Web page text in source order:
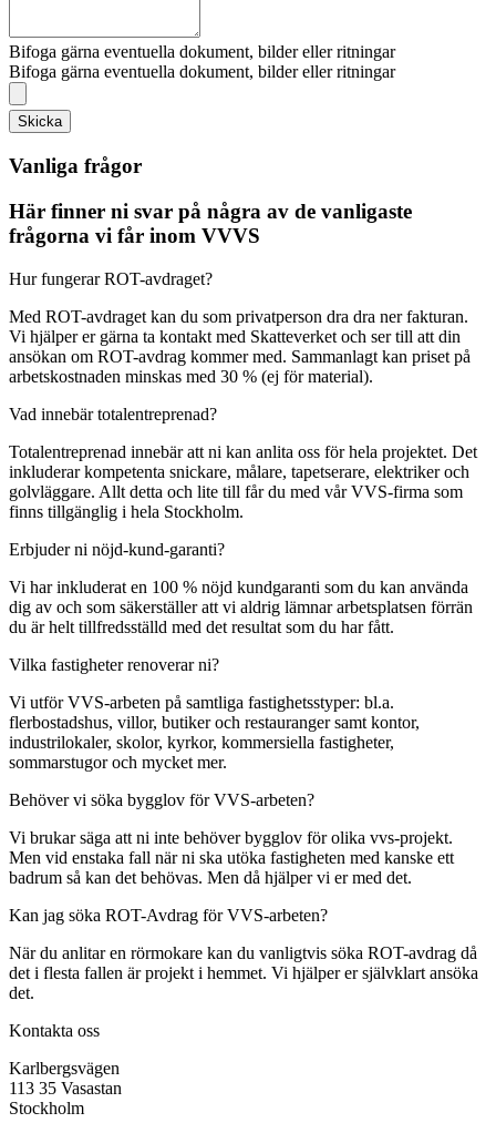
Bifoga gärna eventuella dokument, bilder eller ritningar
Bifoga gärna eventuella dokument, bilder eller ritningar
Skicka
Vanliga frågor
Här finner ni svar på några av de vanligaste
frågorna vi får inom VVVS
Hur fungerar ROT-avdraget?
Med ROT-avdraget kan du som privatperson dra dra ner fakturan.
Vi hjälper er gärna ta kontakt med Skatteverket och ser till att din
ansökan om ROT-avdrag kommer med. Sammanlagt kan priset på
arbetskostnaden minskas med 30 % (ej för material).
Vad innebär totalentreprenad?
Totalentreprenad innebär att ni kan anlita oss för hela projektet. Det
inkluderar kompetenta snickare, målare, tapetserare, elektriker och
golvläggare. Allt detta och lite till får du med vår VVS-firma som
finns tillgänglig i hela Stockholm.
Erbjuder ni nöjd-kund-garanti?
Vi har inkluderat en 100 % nöjd kundgaranti som du kan använda
dig av och som säkerställer att vi aldrig lämnar arbetsplatsen förrän
du är helt tillfredsställd med det resultat som du har fått.
Vilka fastigheter renoverar ni?
Vi utför VVS-arbeten på samtliga fastighetsstyper: bl.a.
flerbostadshus, villor, butiker och restauranger samt kontor,
industrilokaler, skolor, kyrkor, kommersiella fastigheter,
sommarstugor och mycket mer.
Behöver vi söka bygglov för VVS-arbeten?
Vi brukar säga att ni inte behöver bygglov för olika vvs-projekt.
Men vid enstaka fall när ni ska utöka fastigheten med kanske ett
badrum så kan det behövas. Men då hjälper vi er med det.
Kan jag söka ROT-Avdrag för VVS-arbeten?
När du anlitar en rörmokare kan du vanligtvis söka ROT-avdrag då
det i flesta fallen är projekt i hemmet. Vi hjälper er självklart ansöka
det.
Kontakta oss
Karlbergsvägen
113 35 Vasastan
Stockholm